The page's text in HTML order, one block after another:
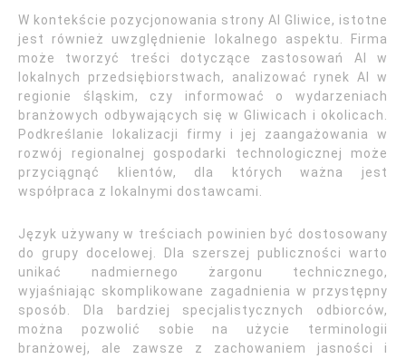
W kontekście pozycjonowania strony AI Gliwice, istotne
jest również uwzględnienie lokalnego aspektu. Firma
może tworzyć treści dotyczące zastosowań AI w
lokalnych przedsiębiorstwach, analizować rynek AI w
regionie śląskim, czy informować o wydarzeniach
branżowych odbywających się w Gliwicach i okolicach.
Podkreślanie lokalizacji firmy i jej zaangażowania w
rozwój regionalnej gospodarki technologicznej może
przyciągnąć klientów, dla których ważna jest
współpraca z lokalnymi dostawcami.
Język używany w treściach powinien być dostosowany
do grupy docelowej. Dla szerszej publiczności warto
unikać nadmiernego żargonu technicznego,
wyjaśniając skomplikowane zagadnienia w przystępny
sposób. Dla bardziej specjalistycznych odbiorców,
można pozwolić sobie na użycie terminologii
branżowej, ale zawsze z zachowaniem jasności i